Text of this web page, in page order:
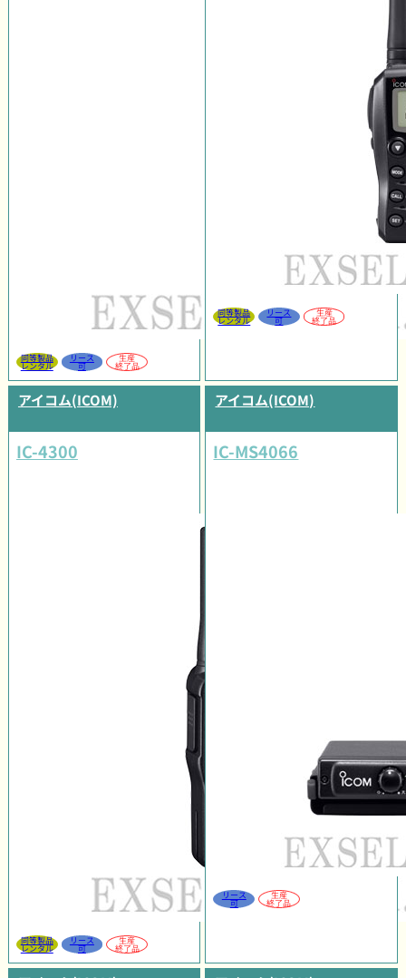
同等製品
レンタル
リース
可
生産
終了品
同等製品
レンタル
リース
可
生産
終了品
アイコム(ICOM)
IC-4300
同等製品
レンタル
リース
可
生産
終了品
アイコム(ICOM)
IC-MS4066
リース
可
生産
終了品